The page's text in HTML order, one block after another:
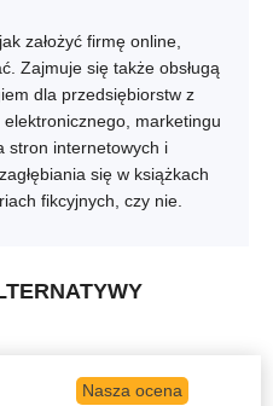
założyć firmę online,
Zajmuje się także obsługą
dla przedsiębiorstw z
marketingu
stron internetowych i
się w książkach
fikcyjnych, czy nie.
Nasza ocena